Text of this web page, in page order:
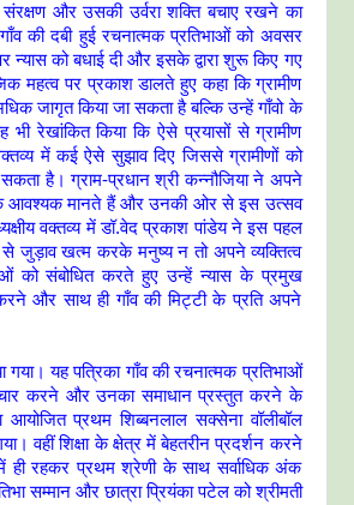
और उसकी उर्वरा शक्ति बचाए रखने का
की दबी हुई रचनात्मक प्रतिभाओं को अवसर
न्यास को बधाई दी और इसके द्वारा शुरू किए गए
महत्व पर प्रकाश डालते हुए कहा कि ग्रामीण
जागृत किया जा सकता है बल्कि उन्हें गाँवो के
रेखांकित किया कि ऐसे प्रयासों से ग्रामीण
में कई ऐसे सुझाव दिए जिससे ग्रामीणों को
है। ग्राम-प्रधान श्री कन्नौजिया ने अपने
आवश्यक मानते हैं और उनकी ओर से इस उत्सव
वक्तव्य में डॉ.वेद प्रकाश पांडेय ने इस पहल
से जुड़ाव खत्म करके मनुष्य न तो अपने व्यक्तित्व
को संबोधित करते हुए उन्हें न्यास के प्रमुख
और साथ ही गाँव की मिट्टी के प्रति अपने
गया। यह पत्रिका गाँव की रचनात्मक प्रतिभाओं
करने और उनका समाधान प्रस्तुत करने के
आयोजित प्रथम शिब्बनलाल सक्सेना वॉलीबॉल
वहीं शिक्षा के क्षेत्र में बेहतरीन प्रदर्शन करने
में ही रहकर प्रथम श्रेणी के साथ सर्वाधिक अंक
सम्मान और छात्रा प्रियंका पटेल को श्रीमती